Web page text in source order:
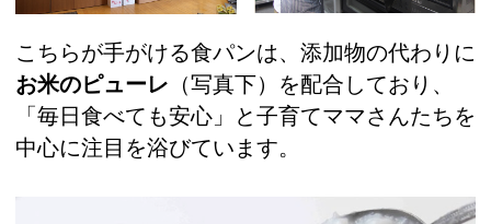
こちらが手がける食パンは、添加物の代わりに
お米のピューレ （写真下）を配合しており、
「毎日食べても安心」と子育てママさんたちを
中心に注目を浴びています。